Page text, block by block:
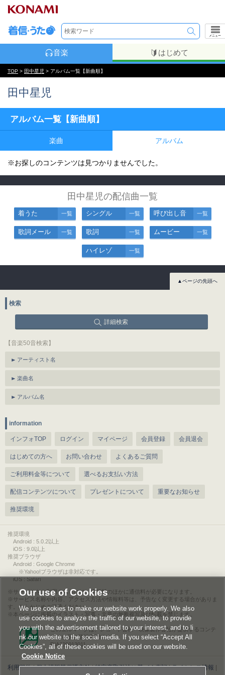
メニュー
音楽 はじめて
TOP > 田中星児 > アルバム一覧【新曲順】
田中星児
アルバム一覧【新曲順】
楽曲 アルバム
※お探しのコンテンツは見つかりませんでした。
田中星児の配信曲一覧
着うた 一覧 シングル 一覧 呼び出し音 一覧
歌詞メール 一覧 歌詞 一覧 ムービー 一覧
ハイレゾ 一覧
▲ページの先頭へ
検索
詳細検索
【音楽50音検索】
アーティスト名
楽曲名
アルバム名
information
インフォTOP ログイン マイページ 会員登録 会員退会
はじめての方へ お問い合わせ よくあるご質問
ご利用料金等について 選べるお支払い方法
配信コンテンツについて プレゼントについて 重要なお知らせ
推奨環境
推奨環境
Android : 5.0.2以上
iOS : 9.0以上
推奨ブラウザ
Android : Google Chrome
※Yahoo!ブラウザは非対応です。
iOS : Safari
サービスをご利用されるには、情報料のほかに通信料が必要になります。
サービス名称や内容、アクセス方法や情報料等は、予告なく変更する場合がありま
す。あらかじめご了承ください。
本ページに掲載のイラスト・写真・文章の無断複写及び転載を禁じます。
このエルマークは、レコード会社・映像製作会社が提供するコンテ
ンツを示す登録商標です。
RIAJ00013011
利用規約|個人情報等保護方針|特定商取引法に基づく表記|ライセンス情報
Our use of Cookies
We use cookies to make our website work properly. We also
use cookies to analyze the traffic of our website, to provide
you with the advertisement tailored to your interest, and to li
nk our website to the social media. If you select “Accept All
Cookies”, all of these cookies will be used on our website.
Cookie Notice